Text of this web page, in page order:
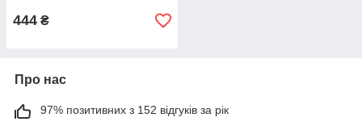
444 ₴
Про нас
97% позитивних з 152 відгуків за рік